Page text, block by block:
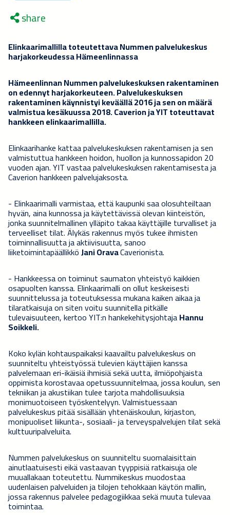
share
Elinkaarimallilla toteutettava Nummen palvelukeskus
harjakorkeudessa Hämeenlinnassa
Hämeenlinnan Nummen palvelukeskuksen rakentaminen
on edennyt harjakorkeuteen. Palvelukeskuksen
rakentaminen käynnistyi keväällä 2016 ja sen on määrä
valmistua kesäkuussa 2018. Caverion ja YIT toteuttavat
hankkeen elinkaarimallilla.
Elinkaarihanke kattaa palvelukeskuksen rakentamisen ja sen
valmistuttua hankkeen hoidon, huollon ja kunnossapidon 20
vuoden ajan. YIT vastaa palvelukeskuksen rakentamisesta ja
Caverion hankkeen palvelujaksosta.
- Elinkaarimalli varmistaa, että kaupunki saa olosuhteiltaan
hyvän, aina kunnossa ja käytettävissä olevan kiinteistön,
jonka suunnitelmallinen ylläpito takaa käyttäjille turvalliset ja
terveelliset tilat. Älykäs rakennus myös tukee ihmisten
toiminnallisuutta ja aktiivisuutta, sanoo
liiketoimintapäällikköJani OravaCaverionista.
- Hankkeessa on toiminut saumaton yhteistyö kaikkien
osapuolten kanssa. Elinkaarimalli on ollut keskeisesti
suunnittelussa ja toteutuksessa mukana kaiken aikaa ja
tilaratkaisuja on siten voitu suunnitella pitkälle
tulevaisuuteen, kertoo YIT:n hankekehitysjohtajaHannu
Soikkeli.
Koko kylän kohtauspaikaksi kaavailtu palvelukeskus on
suunniteltu yhteistyössä tulevien käyttäjien kanssa
palvelemaan eri-ikäisiä ihmisiä sekä uutta, ilmiöpohjaista
oppimista korostavaa opetussuunnitelmaa, jossa koulun, sen
tekniikan ja akustiikan tulee tarjota mahdollisuuksia
monimuotoiseen työskentelyyn. Valmistuessaan
palvelukeskus pitää sisällään yhtenäiskoulun, kirjaston,
monipuoliset liikunta-, sosiaali- ja terveyspalvelujen tilat sekä
kulttuuripalveluita.
Nummen palvelukeskus on suunniteltu suomalaisittain
ainutlaatuisesti eikä vastaavan tyyppisiä ratkaisuja ole
muuallakaan toteutettu. Nummikeskus muodostaa
uudenlaisen palveluiden ja tilojen tehokkaan käytön mallin,
jossa rakennus palvelee pedagogiikkaa sekä muuta tulevaa
toimintaa.